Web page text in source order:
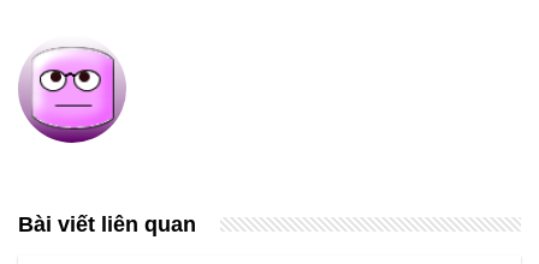
Bài viết liên quan